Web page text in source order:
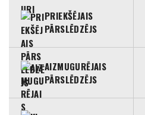
PRIEKŠĒJAIS
PĀRSLĒDZĒJS
AIZMUGURĒJAIS
PĀRSLĒDZĒJS